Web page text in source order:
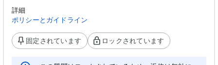
詳細
ポリシーとガイドライン
固定されています ロックされています